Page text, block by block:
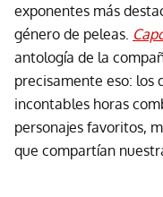
exponentes más
género de peleas.
antología de la
precisamente eso: los
incontables horas
personajes favoritos,
que compartían